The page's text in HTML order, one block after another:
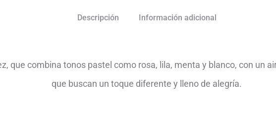
Descripción Información adicional
que combina tonos pastel como rosa, lila, menta y blanco, con un
que buscan un toque diferente y lleno de alegría.